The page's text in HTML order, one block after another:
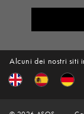
Alcuni dei nostri siti